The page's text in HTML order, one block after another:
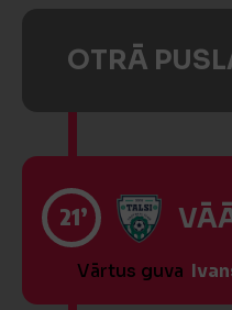
OTRĀ
21’
Vārtus guva